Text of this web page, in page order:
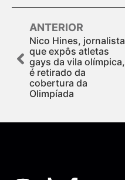
ANTERIOR
Nico Hines, jornalista
que expôs atletas
gays da vila olímpica,
é retirado da
cobertura da
Olimpíada